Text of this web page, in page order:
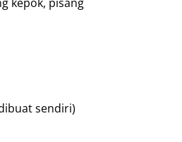
sendiri)